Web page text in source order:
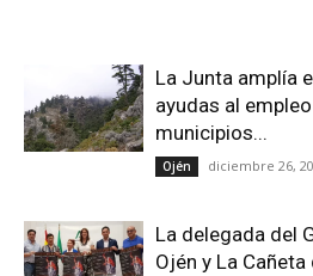
La Junta amplía
ayudas al
municipios...
Ojén diciembre 26,
La delegada del
Ojén y La